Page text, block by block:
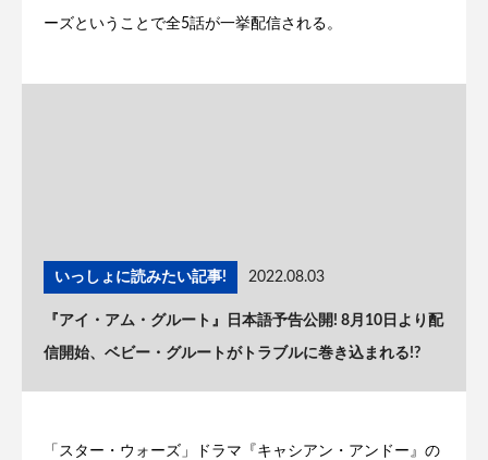
ーズということで全5話が一挙配信される。
いっしょに読みたい記事! 2022.08.03
『アイ・アム・グルート』日本語予告公開! 8月10日より配
信開始、ベビー・グルートがトラブルに巻き込まれる!?
「スター・ウォーズ」ドラマ『キャシアン・アンドー』の